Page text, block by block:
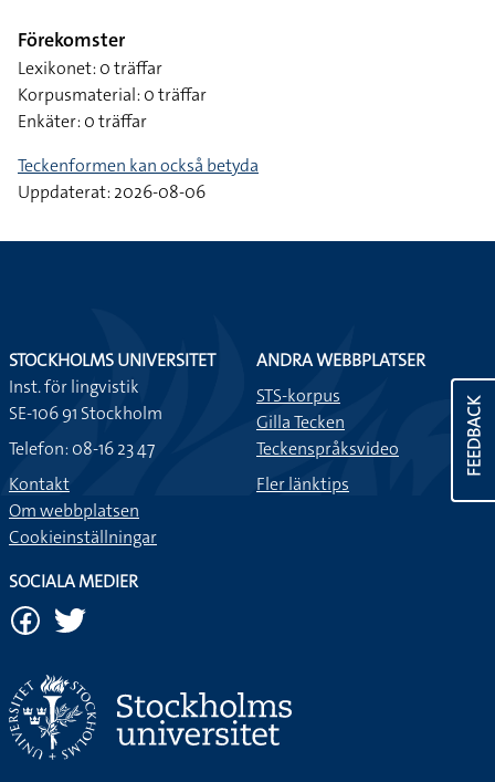
Förekomster
Lexikonet: 0 träffar
Korpusmaterial: 0 träffar
Enkäter: 0 träffar
Teckenformen kan också betyda
Uppdaterat: 2026-08-06
FEEDBACK
STOCKHOLMS UNIVERSITET
Inst. för lingvistik
SE-106 91 Stockholm
Telefon: 08-16 23 47
Kontakt
Om webbplatsen
Cookieinställningar
ANDRA WEBBPLATSER
STS-korpus
Gilla Tecken
Teckenspråksvideo
Fler länktips
SOCIALA MEDIER